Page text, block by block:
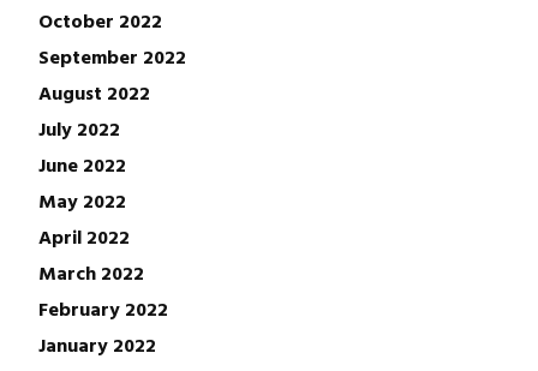
October 2022
September 2022
August 2022
July 2022
June 2022
May 2022
April 2022
March 2022
February 2022
January 2022